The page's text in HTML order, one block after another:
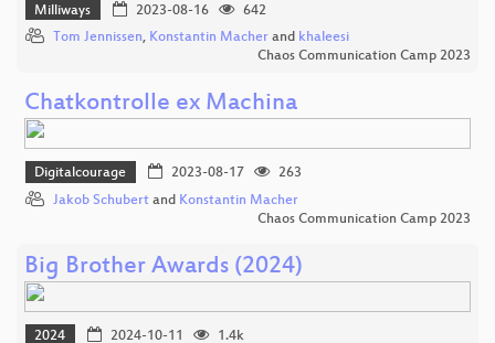
Milliways 2023-08-16
642
Tom Jennissen, Konstantin Macher and khaleesi
Chaos Communication Camp 2023
Chatkontrolle ex Machina
Digitalcourage 2023-08-17
263
Jakob Schubert and Konstantin Macher
Chaos Communication Camp 2023
Big Brother Awards (2024)
2024 2024-10-11
1.4k